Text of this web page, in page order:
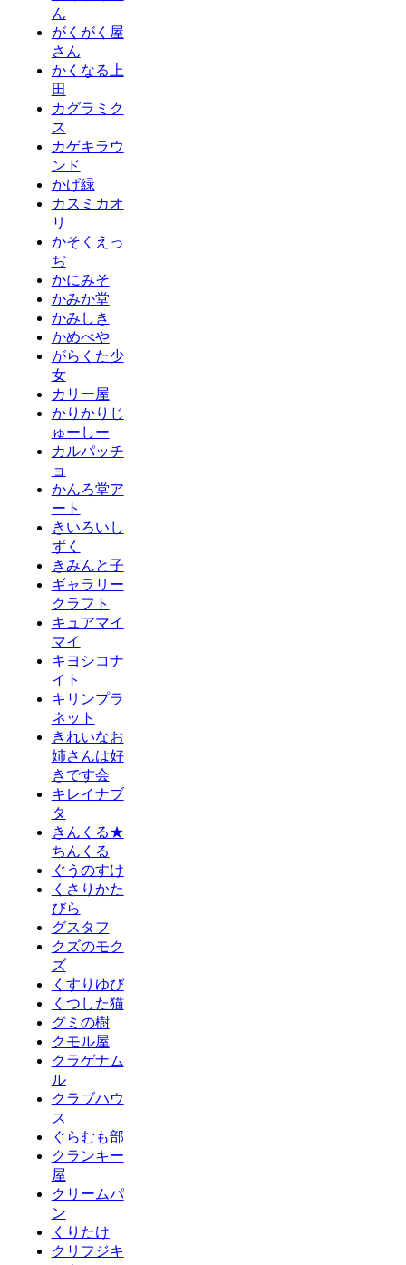
ん
がくがく屋
さん
かくなる上
田
カグラミク
ス
カゲキラウ
ンド
かげ緑
カスミカオ
リ
かそくえっ
ぢ
かにみそ
かみか堂
かみしき
かめべや
がらくた少
女
カリー屋
かりかりじ
ゅーしー
カルパッチ
ョ
かんろ堂ア
ート
きいろいし
ずく
きみんと子
ギャラリー
クラフト
キュアマイ
マイ
キヨシコナ
イト
キリンプラ
ネット
きれいなお
姉さんは好
きです会
キレイナブ
タ
きんくる★
ちんくる
ぐうのすけ
くさりかた
びら
グスタフ
クズのモク
ズ
くすりゆび
くつした猫
グミの樹
クモル屋
クラゲナム
ル
クラブハウ
ス
ぐらむも部
クランキー
屋
クリームパ
ン
くりたけ
クリフジキ